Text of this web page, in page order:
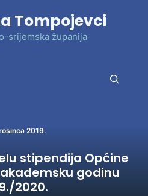
Tompojevci
srijemska županija
2019.
stipendija Općine
godinu
2020.